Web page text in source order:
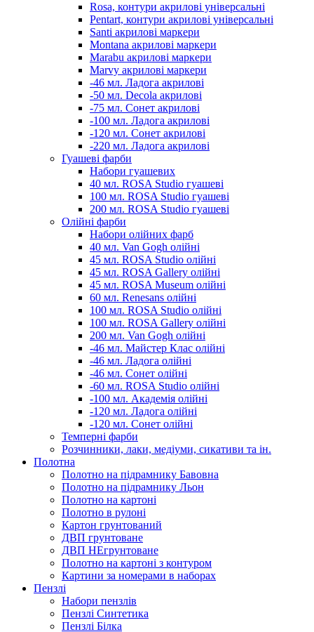
Rosa, контури акрилові універсальні
Pentart, контури акрилові універсальні
Santi акрилові маркери
Montana акрилові маркери
Marabu акрилові маркери
Marvy акрилові маркери
-46 мл. Ладога акрилові
-50 мл. Decola акрилові
-75 мл. Сонет акрилові
-100 мл. Ладога акрилові
-120 мл. Сонет акрилові
-220 мл. Ладога акрилові
Гуашеві фарби
Набори гуашевих
40 мл. ROSA Studio гуашеві
100 мл. ROSA Studio гуашеві
200 мл. ROSA Studio гуашеві
Олійні фарби
Набори олійних фарб
40 мл. Van Gogh олійні
45 мл. ROSA Studio олійні
45 мл. ROSA Gallery олійні
45 мл. ROSA Museum олійні
60 мл. Renesans олійні
100 мл. ROSA Studio олійні
100 мл. ROSA Gallery олійні
200 мл. Van Gogh олійні
-46 мл. Майстер Клас олійні
-46 мл. Ладога олійні
-46 мл. Сонет олійні
-60 мл. ROSA Studio олійні
-100 мл. Академія олійні
-120 мл. Ладога олійні
-120 мл. Сонет олійні
Темперні фарби
Розчинники, лаки, медіуми, сикативи та ін.
Полотна
Полотно на підрамнику Бавовна
Полотно на підрамнику Льон
Полотно на картоні
Полотно в рулоні
Картон грунтований
ДВП грунтоване
ДВП НЕгрунтоване
Полотно на картоні з контуром
Картини за номерами в наборах
Пензлі
Набори пензлів
Пензлі Синтетика
Пензлі Білка